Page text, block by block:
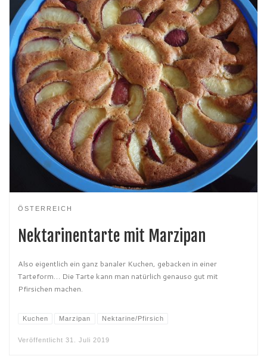
ÖSTERREICH
Nektarinentarte mit Marzipan
Also eigentlich ein ganz banaler Kuchen, gebacken in einer
Tarteform… Die Tarte kann man natürlich genauso gut mit
Pfirsichen machen.
Kuchen Marzipan Nektarine/Pfirsich
Veröffentlicht 31. Juli 2019